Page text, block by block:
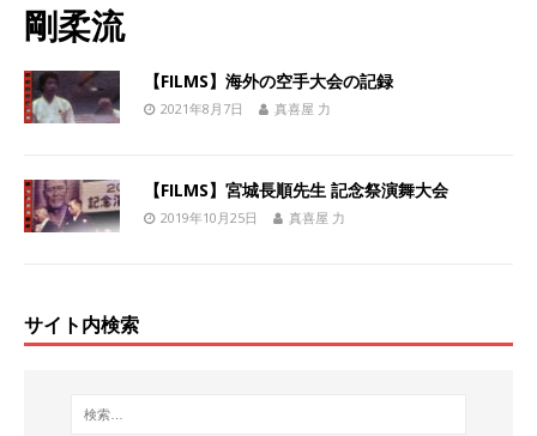
剛柔流
【FILMS】海外の空手大会の記録
2021年8月7日 真喜屋 力
【FILMS】宮城長順先生 記念祭演舞大会
2019年10月25日 真喜屋 力
サイト内検索